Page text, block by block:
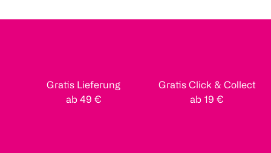
Gratis Lieferung
ab 49 €
Gratis Click & Collect
ab 19 €